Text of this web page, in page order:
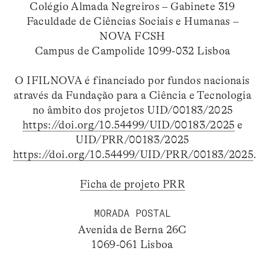
Colégio Almada Negreiros – Gabinete 319
Faculdade de Ciências Sociais e Humanas –
NOVA FCSH
Campus de Campolide 1099-032 Lisboa
O IFILNOVA é financiado por fundos nacionais
através da Fundação para a Ciência e Tecnologia
no âmbito dos projetos UID/00183/2025
https://doi.org/10.54499/UID/00183/2025 e
UID/PRR/00183/2025
https://doi.org/10.54499/UID/PRR/00183/2025.
Ficha de projeto PRR
MORADA POSTAL
Avenida de Berna 26C
1069-061 Lisboa